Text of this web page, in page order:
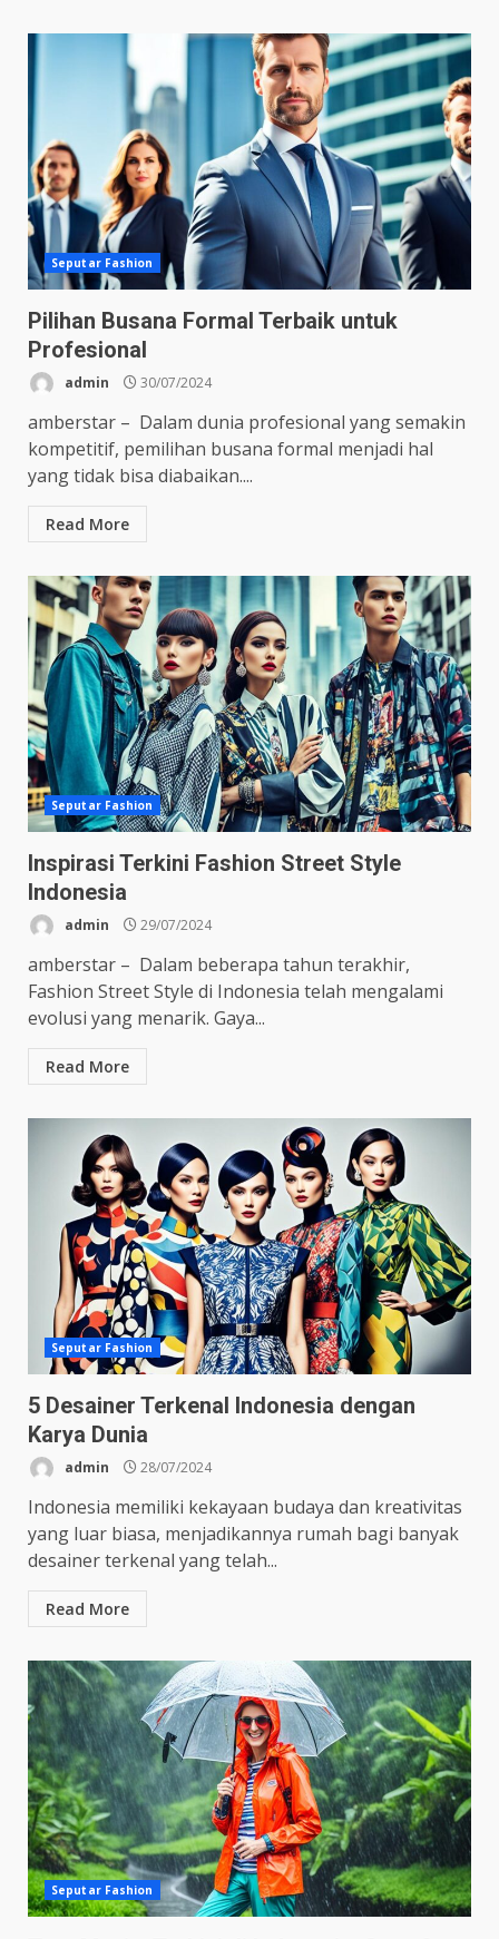
Seputar Fashion
Pilihan Busana Formal Terbaik untuk
Profesional
admin 30/07/2024
amberstar – Dalam dunia profesional yang semakin
kompetitif, pemilihan busana formal menjadi hal
yang tidak bisa diabaikan....
Read More
Seputar Fashion
Inspirasi Terkini Fashion Street Style
Indonesia
admin 29/07/2024
amberstar – Dalam beberapa tahun terakhir,
Fashion Street Style di Indonesia telah mengalami
evolusi yang menarik. Gaya...
Read More
Seputar Fashion
5 Desainer Terkenal Indonesia dengan
Karya Dunia
admin 28/07/2024
Indonesia memiliki kekayaan budaya dan kreativitas
yang luar biasa, menjadikannya rumah bagi banyak
desainer terkenal yang telah...
Read More
Seputar Fashion